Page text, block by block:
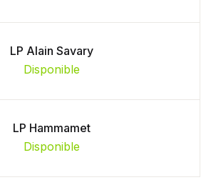
LP Alain Savary
Disponible
LP Hammamet
Disponible